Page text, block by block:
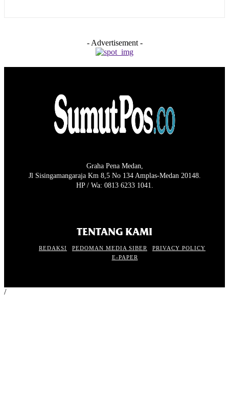
- Advertisement -
Graha Pena Medan,
Jl Sisingamangaraja Km 8,5 No 134 Amplas-Medan 20148.
HP / Wa: 0813 6233 1041.
TENTANG KAMI
REDAKSI PEDOMAN MEDIA SIBER
PRIVACY POLICY
E-PAPER
/